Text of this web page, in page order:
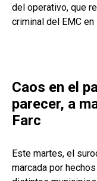
del operativo, que
criminal del EMC en
Caos en el
parecer, a
Farc
Este martes, el
marcada por